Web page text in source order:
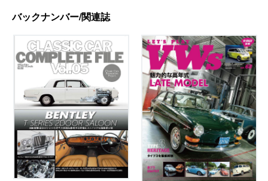
バックナンバー/関連誌